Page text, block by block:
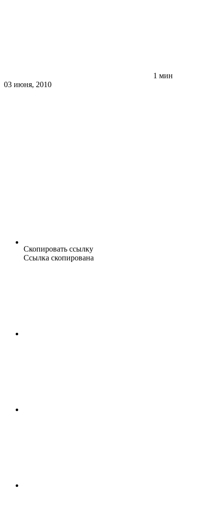
1 мин
03 июня, 2010
Скопировать ссылку
Ссылка скопирована